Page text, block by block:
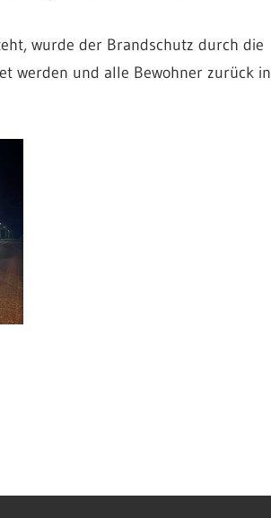
wurde der Brandschutz durch die
werden und alle Bewohner zurück in